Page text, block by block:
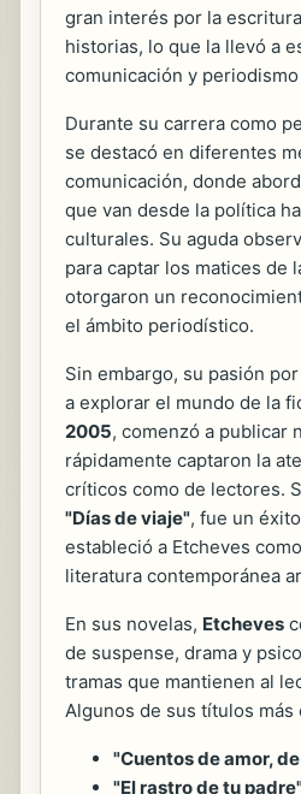
gran interés por la
historias, lo que la llevó a
comunicación y
Durante su carrera como
se destacó en diferentes
comunicación, donde
que van desde la política
culturales. Su aguda
para captar los matices de
otorgaron un
el ámbito periodístico.
Sin embargo, su pasión
a explorar el mundo de la
2005, comenzó a publicar
rápidamente captaron la
críticos como de lectores.
"Días de viaje", fue un
estableció a Etcheves
literatura contemporánea
En sus novelas, Etcheves
de suspense, drama y
tramas que mantienen al
Algunos de sus títulos
"Cuentos de amor,
"El rastro de tu padre"